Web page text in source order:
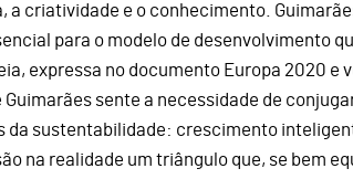
criatividade e o conhecimento.
para o modelo de desenvolvimento
expressa no documento Europa 2020 e
sente a necessidade de
da sustentabilidade: crescimento
na realidade um triângulo que, se bem